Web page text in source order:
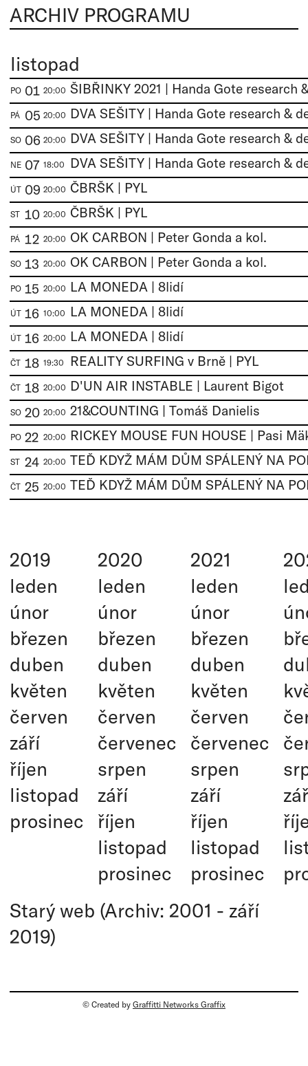
ARCHIV PROGRAMU
listopad
PO 01 20:00
PÁ 05 20:00 DVA SEŠITY | Handa Gote research &
SO 06 20:00 DVA SEŠITY | Handa Gote research &
NE 07 18:00 DVA SEŠITY | Handa Gote research &
ÚT 09 20:00 ČBRŠK | PYL
ST 10 20:00 ČBRŠK | PYL
PÁ 12 20:00 OK CARBON | Peter Gonda a kol.
SO 13 20:00 OK CARBON | Peter Gonda a kol.
PO 15 20:00 LA MONEDA | 8lidí
ÚT 16 10:00 LA MONEDA | 8lidí
ÚT 16 20:00 LA MONEDA | 8lidí
ČT 18 19:30 REALITY SURFING v Brně | PYL
ČT 18 20:00 D'UN AIR INSTABLE | Laurent Bigot
SO 20 20:00 21&COUNTING | Tomáš Danielis
PO 22 20:00 RICKEY MOUSE FUN HOUSE | Pasi
ST 24 20:00
ČT 25 20:00
2019
leden
únor
březen
duben
květen
červen
září
říjen
listopad
prosinec
2020
leden
únor
březen
duben
květen
červen
červenec
srpen
září
říjen
listopad
prosinec
2021
leden
únor
březen
duben
květen
červen
červenec
srpen
září
říjen
listopad
prosinec
Starý web (Archiv: 2001 - září
2019)
© Created by Graffitti Networks Graffix